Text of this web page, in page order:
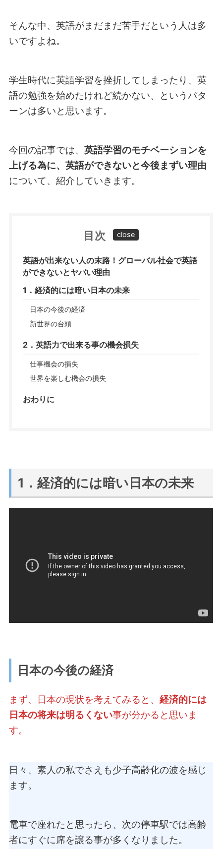
そんな中、英語がまだまだ苦手だという人は多
いですよね。
学生時代に英語学習を挫折してしまったり、英
語の勉強を始めたけれど続かない、というパタ
ーンは多いと思います。
今回の記事では、 英語学習のモチベーションを
上げる為に、英語ができないと今後まずい理由
について、紹介していきます。
目次
英語が出来ない人の末路！グローバル社会で英語
ができないとヤバい理由
1．経済的には暗い日本の未来
日本の今後の経済
新世界の台頭
2．英語力で出来る事の機会損失
仕事機会の損失
世界を楽しむ機会の損失
おわりに
1．経済的には暗い日本の未来
日本の今後の経済
まず、日本の現状を考えてみると、 経済的には
日本の将来は明るくない事が分かると思いま
す。
日々、素人の私でさえも少子高齢化の波を感じ
ます。
電車で座れたと思ったら、次の停車駅では高齢
者にすぐに席を譲る事が多くなりました。